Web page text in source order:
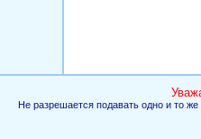
Не разрешается подавать одно и то